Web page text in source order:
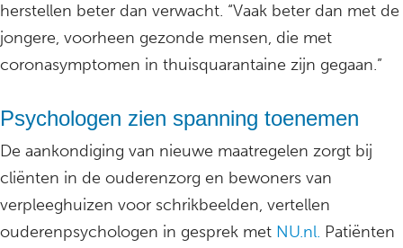
herstellen beter dan verwacht. “Vaak beter dan met de
jongere, voorheen gezonde mensen, die met
coronasymptomen in thuisquarantaine zijn gegaan.”
Psychologen zien spanning toenemen
De aankondiging van nieuwe maatregelen zorgt bij
cliënten in de ouderenzorg en bewoners van
verpleeghuizen voor schrikbeelden, vertellen
ouderenpsychologen in gesprek met NU.nl. Patiënten